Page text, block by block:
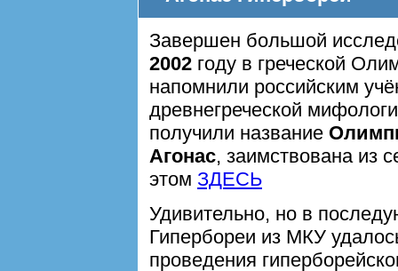
Завершен большой
2002 году в греческой
напомнили российским
древнегреческой
получили название
Агонас, заимствована из
этом ЗДЕСЬ
Удивительно, но в
Гипербореи из МКУ
проведения